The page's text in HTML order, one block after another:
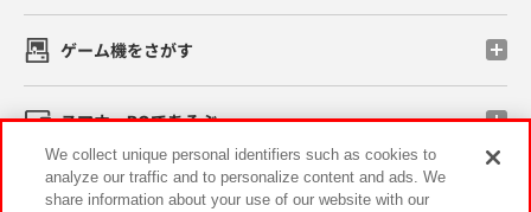
ゲーム機をさがす
スマホ・PCであそぶ
イベント・キャンペーン
We collect unique personal identifiers such as cookies to
analyze our traffic and to personalize content and ads. We
share information about your use of our website with our